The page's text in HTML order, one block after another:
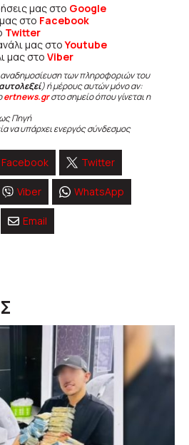
μας στο Google
στο Facebook
Twitter
μας στοYoutube
μας στο Viber
των πληροφοριών του
) ή μέρους αυτών μόνο αν:
ertnews.grστο σημείο όπου γίνεται η
Πηγή
να υπάρχει ενεργός σύνδεσμος
Facebook Twitter
Viber WhatsApp
Email